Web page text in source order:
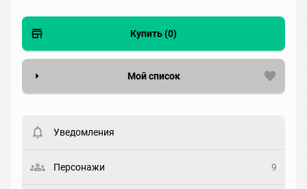
Купить (0)
Мой список
Статус
Уведомления
Персонажи 9